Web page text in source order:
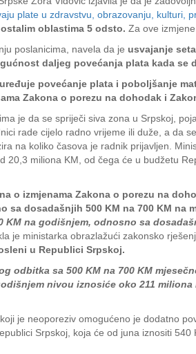
plate u zdravstvu, obrazovanju, kulturi,
oblastima 5 odsto. Za ove
poslanicima, navela da je usvajanje
daljeg povećanja plata kada
povećanje plata i poboljšanje
Zakona o porezu na dohodak i
je da se spriječi siva zona u Srpskoj,
rade cijelo radno vrijeme ili duže, a da
na koliko časova je radnik prijavljen.
20,3 miliona KM, od čega će u budžetu
o izmjenama Zakona o porezu na
sa dosadašnjih 500 KM na 700 KM na
KM na godišnjem, odnosno sa
je ministarka obrazlažući zakonsko
u Republici Srpskoj.
odbitka sa 500 KM na 700 KM
nivou iznosiće oko 211 miliona
je neoporeziv omogućeno je dodatno
Srpskoj, koja će od juna iznositi 540